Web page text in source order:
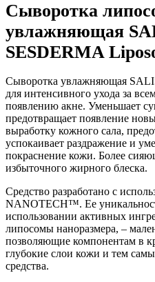
Сыворотка
увлажняющая
SESDERMA
Сыворотка увлажняющая
для интенсивного ухода за
появлению акне. Уменьшает
предотвращает появление
выработку кожного сала,
успокаивает раздражение и
покраснение кожи. Более
избыточного жирного блеска.
Средство разработано с
NANOTECH™. Ее
использовании активных
липосомы наноразмера, –
позволяющие компонентам в
глубокие слои кожи и тем
средства.